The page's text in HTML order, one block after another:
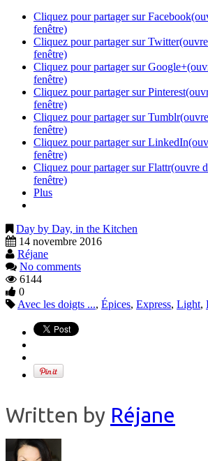
Cliquez pour partager sur
fenêtre)
Cliquez pour partager sur
fenêtre)
Cliquez pour partager sur
fenêtre)
Cliquez pour partager sur
fenêtre)
Cliquez pour partager sur
fenêtre)
Cliquez pour partager sur
fenêtre)
Cliquez pour partager sur Flattr(ouvre
fenêtre)
Plus
Day by Day, in the Kitchen
14 novembre 2016
Réjane
No comments
6144
0
Avec les doigts ..., Épices, Express, Light,
Written by Réjane